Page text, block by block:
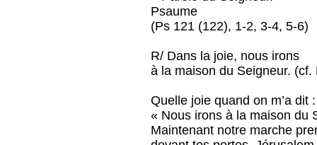
Psaume
(Ps 121 (122), 1-2, 3-4, 5-6)
R/ Dans la joie, nous irons
à la maison du Seigneur. (cf.
Quelle joie quand on m’a dit :
« Nous irons à la maison du
Maintenant notre marche